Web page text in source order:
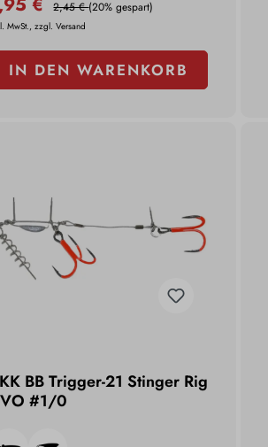
2,45 €(20% gespart)
MwSt., zzgl. Versand
IN DEN WARENKORB
BB Trigger-21 Stinger Rig
#1/0